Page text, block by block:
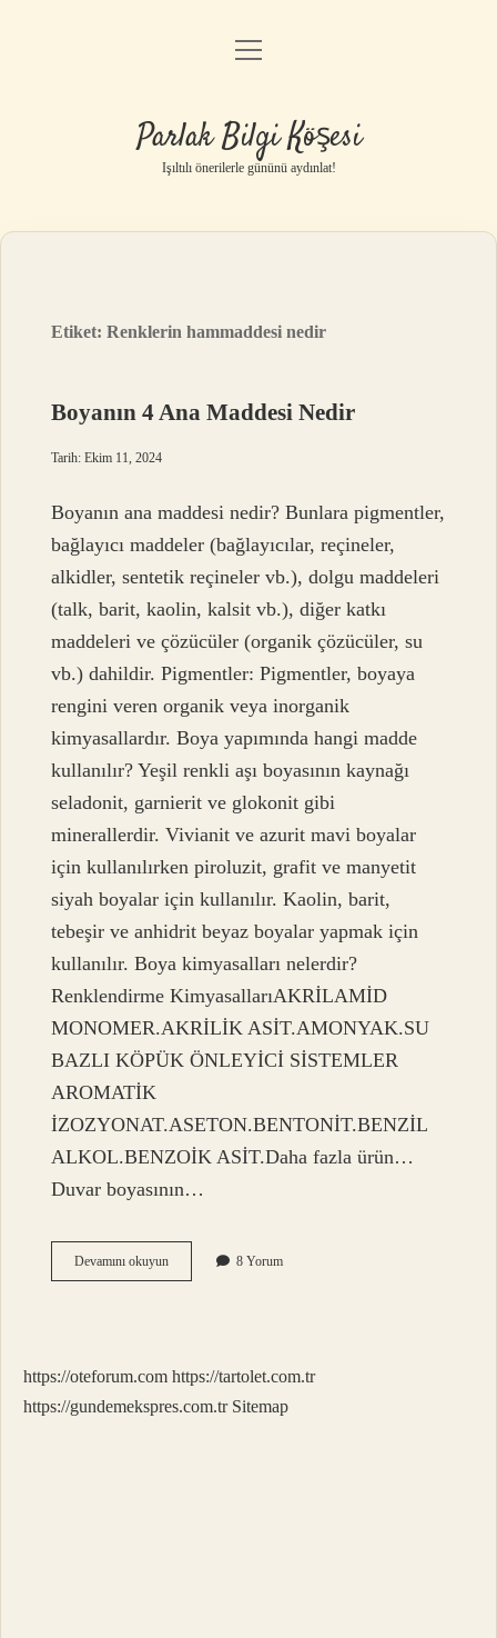
Anasayfa
Yasal Uyarı
menüyü
Parlak Bilgi Köşesi
Işıltılı önerilerle gününü aydınlat!
Etiket:Renklerin hammaddesi nedir
Boyanın 4 Ana Maddesi Nedir
Tarih: Ekim 11, 2024
Boyanın ana maddesi nedir? Bunlara pigmentler,
bağlayıcı maddeler (bağlayıcılar, reçineler,
alkidler, sentetik reçineler vb.), dolgu maddeleri
(talk, barit, kaolin, kalsit vb.), diğer katkı
maddeleri ve çözücüler (organik çözücüler, su
vb.) dahildir. Pigmentler: Pigmentler, boyaya
rengini veren organik veya inorganik
kimyasallardır. Boya yapımında hangi madde
kullanılır? Yeşil renkli aşı boyasının kaynağı
seladonit, garnierit ve glokonit gibi
minerallerdir. Vivianit ve azurit mavi boyalar
için kullanılırken piroluzit, grafit ve manyetit
siyah boyalar için kullanılır. Kaolin, barit,
tebeşir ve anhidrit beyaz boyalar yapmak için
kullanılır. Boya kimyasalları nelerdir?
Renklendirme KimyasallarıAKRİLAMİD
MONOMER.AKRİLİK ASİT.AMONYAK.SU
BAZLI KÖPÜK ÖNLEYİCİ SİSTEMLER
AROMATİK
İZOZYONAT.ASETON.BENTONİT.BENZİL
ALKOL.BENZOİK ASİT.Daha fazla ürün…
Duvar boyasının…
Devamını okuyunBoyanın
4
8 Yorum
https://oteforum.com https://tartolet.com.tr
https://gundemekspres.com.tr Sitemap